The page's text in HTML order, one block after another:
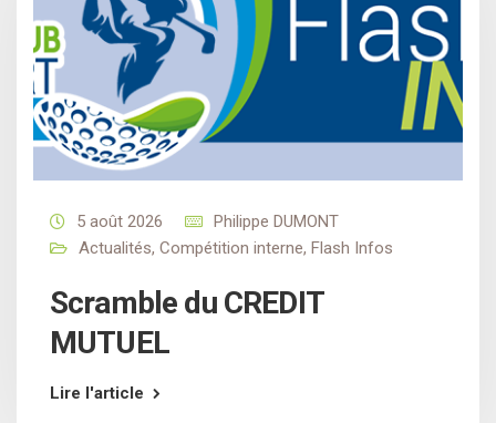
5 août 2026
Philippe DUMONT
Actualités, Compétition interne, Flash Infos
Scramble du CREDIT
MUTUEL
Lire l'article